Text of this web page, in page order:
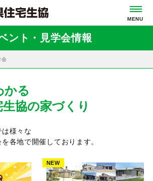
ント・見学会情報
会
かる
協の家づくり
様々な
各地で開催しております。
NEW